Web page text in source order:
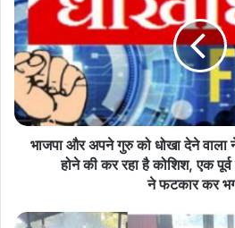
अपने
गुरु
को
धोखा
वाला
नेता
शामिल
भाजपा और अपने गुरु को धोखा देने वाला
होने की कर रहा है कोशिश, एक
ने फटकार कर
शमशान